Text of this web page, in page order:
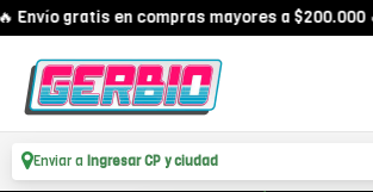
Envío gratis en compras mayores a $200.000 🔥
Enviar a Ingresar CP y ciudad